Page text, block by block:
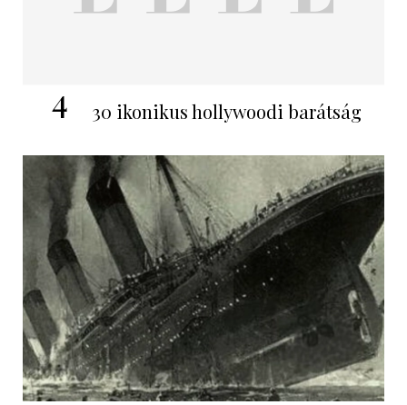
4 30 ikonikus hollywoodi barátság